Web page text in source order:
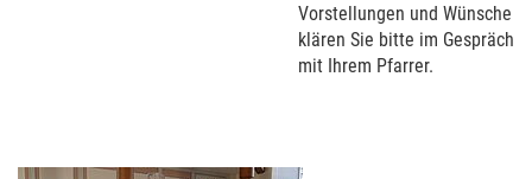
Vorstellungen und Wünsche
klären Sie bitte im Gespräch
mit Ihrem Pfarrer.